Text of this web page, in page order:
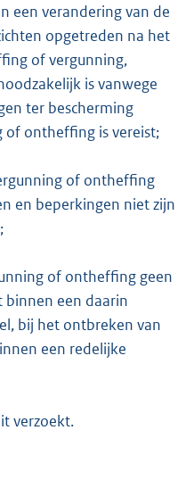
een verandering van de
opgetreden na het
of vergunning,
is vanwege
ter bescherming
of ontheffing is vereist;
of ontheffing
en beperkingen niet zijn
of ontheffing geen
een daarin
bij het ontbreken van
een redelijke
verzoekt.